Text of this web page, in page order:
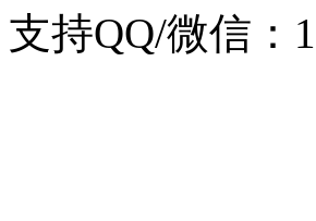
支持QQ/微信：